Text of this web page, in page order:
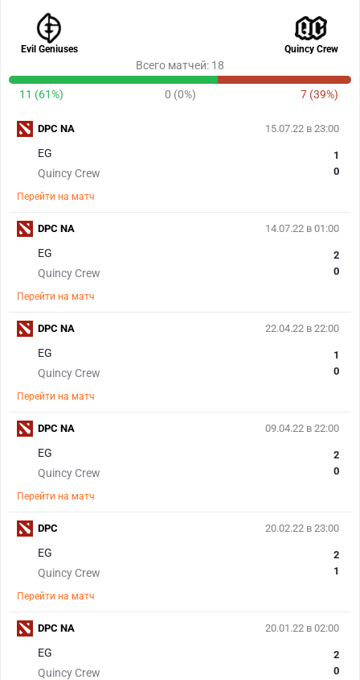
Evil Geniuses Quincy Crew
Всего матчей: 18
11 (61%) 0 (0%) 7 (39%)
15.07.22 в 23:00
EG
Quincy Crew
1
0
Перейти на матч
DPC NA
14.07.22 в 01:00
EG
Quincy Crew
2
0
Перейти на матч
DPC NA
22.04.22 в 22:00
EG
Quincy Crew
1
0
Перейти на матч
DPC NA
09.04.22 в 22:00
EG
Quincy Crew
2
0
Перейти на матч
DPC NA
20.02.22 в 23:00
EG
Quincy Crew
2
1
Перейти на матч
DPC
20.01.22 в 02:00
EG
Quincy Crew
2
0
DPC NA